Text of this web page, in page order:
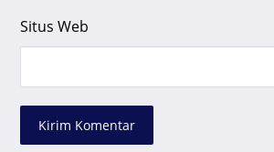
Situs Web